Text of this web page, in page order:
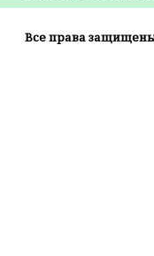
Все права